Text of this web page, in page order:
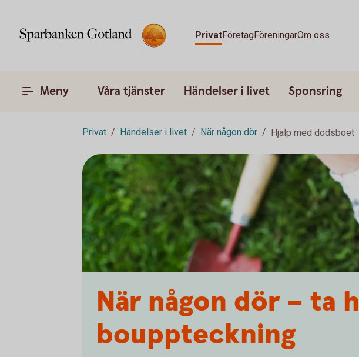
PrivatFöretagFöreningarOm oss
Meny Våra tjänster Händelser i livet Sponsring
Privat Händelser i livet När någon dör Hjälp med dödsboet
När någon dör – ta
bouppteckning